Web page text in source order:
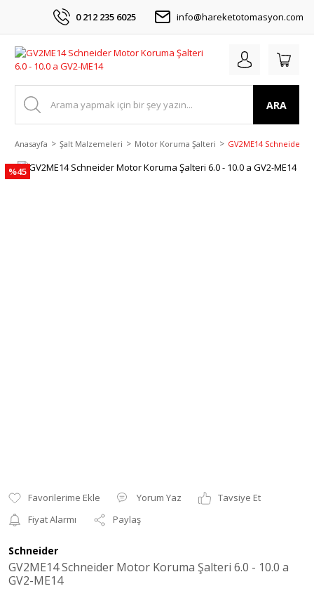
0 212 235 6025 info@hareketotomasyon.com
ARA
Anasayfa Şalt Malzemeleri Motor Koruma Şalteri GV2ME14 Schneider
%45
Yorum Yaz
Tavsiye Et
Fiyat Alarmı
Paylaş
Schneider
GV2ME14 Schneider Motor Koruma Şalteri 6.0 - 10.0 a
GV2-ME14